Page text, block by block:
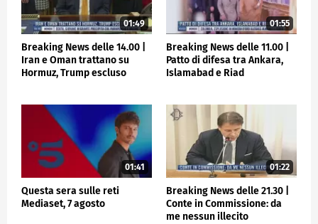
01:49
Breaking News delle 14.00 |
Iran e Oman trattano su
Hormuz, Trump escluso
01:55
Breaking News delle 11.00 |
Patto di difesa tra Ankara,
Islamabad e Riad
01:41
Questa sera sulle reti
Mediaset, 7 agosto
01:22
Breaking News delle 21.30 |
Conte in Commissione: da
me nessun illecito